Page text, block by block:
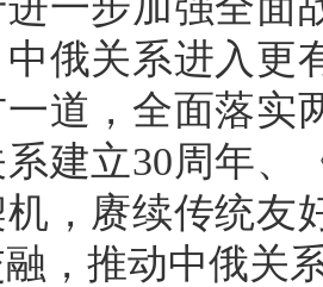
俄关系进入更
道，全面落实
建立30周年、
机，赓续传统友
，推动中俄关